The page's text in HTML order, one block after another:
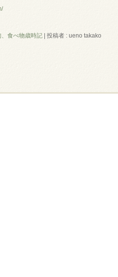
食べ物歳時記 投稿者 : ueno takako